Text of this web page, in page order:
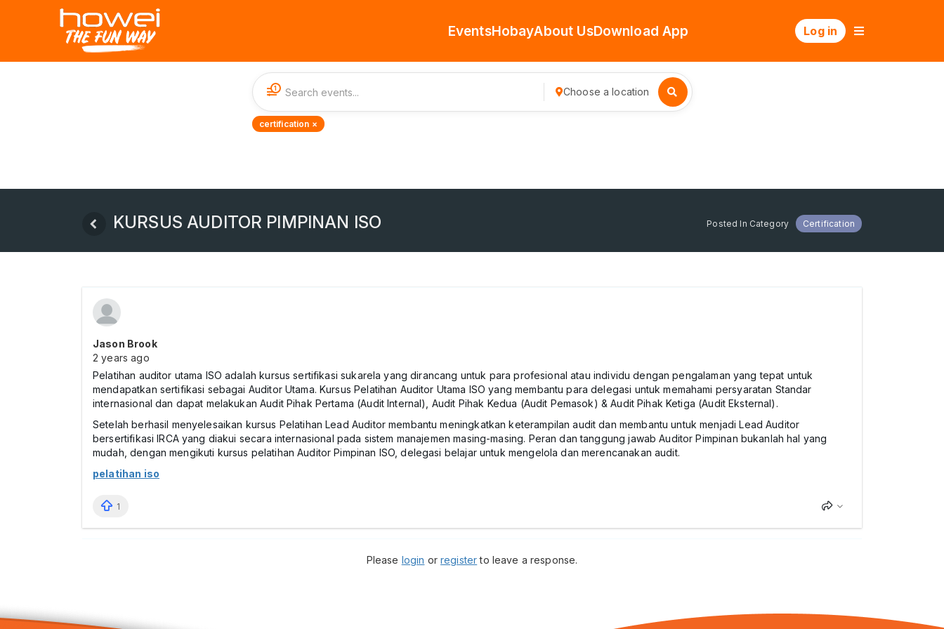
EventsHobayAbout UsDownload App Log in
1 Choose a location
certification ×
KURSUS AUDITOR PIMPINAN ISO Posted In Category Certification
Jason Brook
2 years ago
Pelatihan auditor utama ISO adalah kursus sertifikasi sukarela yang dirancang untuk para profesional atau individu dengan pengalaman yang tepat untuk
mendapatkan sertifikasi sebagai Auditor Utama. Kursus Pelatihan Auditor Utama ISO yang membantu para delegasi untuk memahami persyaratan Standar
internasional dan dapat melakukan Audit Pihak Pertama (Audit Internal), Audit Pihak Kedua (Audit Pemasok) & Audit Pihak Ketiga (Audit Eksternal).
Setelah berhasil menyelesaikan kursus Pelatihan Lead Auditor membantu meningkatkan keterampilan audit dan membantu untuk menjadi Lead Auditor
bersertifikasi IRCA yang diakui secara internasional pada sistem manajemen masing-masing. Peran dan tanggung jawab Auditor Pimpinan bukanlah hal yang
mudah, dengan mengikuti kursus pelatihan Auditor Pimpinan ISO, delegasi belajar untuk mengelola dan merencanakan audit.
pelatihan iso
1
Please login orregisterto leave a response.